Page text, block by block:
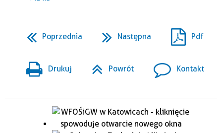
Poprzednia Następna Pdf
Drukuj Powrót Kontakt